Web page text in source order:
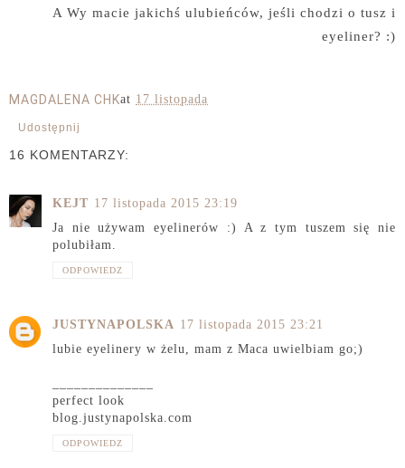
A Wy macie jakichś ulubieńców, jeśli chodzi o tusz i
eyeliner? :)
MAGDALENA CHKat 17 listopada
Udostępnij
16 KOMENTARZY:
KEJT 17 listopada 2015 23:19
Ja nie używam eyelinerów :) A z tym tuszem się nie
polubiłam.
ODPOWIEDZ
JUSTYNAPOLSKA 17 listopada 2015 23:21
lubie eyelinery w żelu, mam z Maca uwielbiam go;)
perfect look
blog.justynapolska.com
ODPOWIEDZ